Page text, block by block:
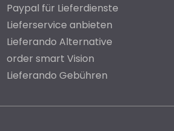
Paypal für Lieferdienste
Lieferservice anbieten
Lieferando Alternative
order smart Vision
Lieferando Gebühren